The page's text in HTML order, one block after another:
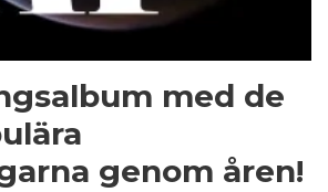
med de
genom åren!